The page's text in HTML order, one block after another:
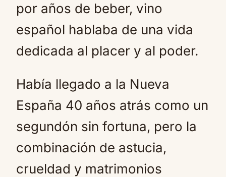
por años de beber, vino
español hablaba de una vida
dedicada al placer y al poder.
Había llegado a la Nueva
España 40 años atrás como un
segundón sin fortuna, pero la
combinación de astucia,
crueldad y matrimonios